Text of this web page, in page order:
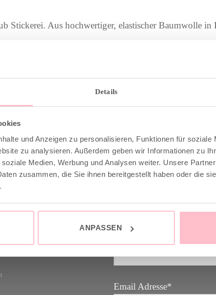
Details
und Anzeigen zu personalisieren, Funktionen für soziale
zu analysieren. Außerdem geben wir Informationen zu
Medien, Werbung und Analysen weiter. Unsere
zusammen, die Sie ihnen bereitgestellt haben oder die
ANPASSEN
Stickerei. Aus hochwertiger, elastischer Baumwolle
INFO
ab 149€
Versand mit DHL /
GOOD-NEWS-
Letter und spare 10% bei
Vorname
Email Adresse*